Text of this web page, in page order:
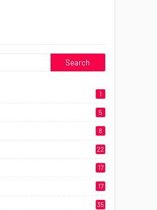
1
5
8
22
17
17
35